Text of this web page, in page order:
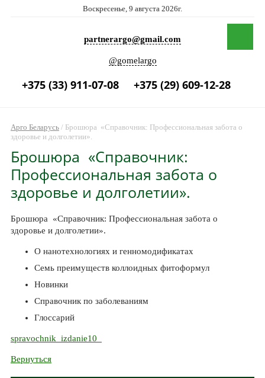
Воскресенье, 9 августа 2026г.
partnerargo@gmail.com
@gomelargo
+375 (33) 911-07-08 +375 (29) 609-12-28
Арго Беларусь/ Брошюра «Справочник: Профессиональная забота о
здоровье и долголетии».
Брошюра «Справочник:
Профессиональная забота о
здоровье и долголетии».
Брошюра «Справочник: Профессиональная забота о
здоровье и долголетии».
О нанотехнологиях и генномодификатах
Семь преимуществ коллоидных фитоформул
Новинки
Справочник по заболеваниям
Глоссарий
spravochnik_izdanie10_
Вернуться